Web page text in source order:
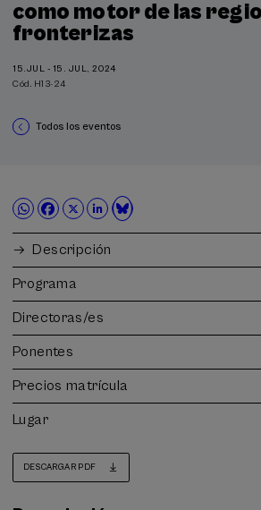
como motor de las
fronterizas
15.JUL - 15. JUL, 2024
Cód. H13-24
Todos los eventos
Descripción
Programa
Directoras/es
Ponentes
Precios matrícula
Lugar
DESCARGAR PDF